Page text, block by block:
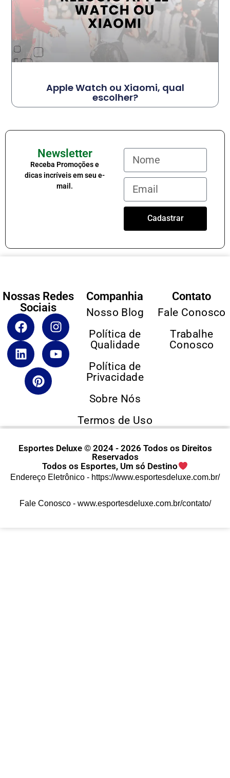
Apple Watch ou Xiaomi, qual
escolher?
Newsletter
Receba Promoções e
dicas incríveis em seu e-
mail.
Cadastrar
Nossas Redes
Sociais
Companhia
Nosso Blog
Política de
Qualidade
Política de
Privacidade
Sobre Nós
Termos de Uso
Contato
Fale Conosco
Trabalhe
Conosco
Esportes Deluxe © 2024 - 2026 Todos os Direitos
Reservados
Todos os Esportes, Um só Destino
Endereço Eletrônico - https://www.esportesdeluxe.com.br/
Fale Conosco - www.esportesdeluxe.com.br/contato/